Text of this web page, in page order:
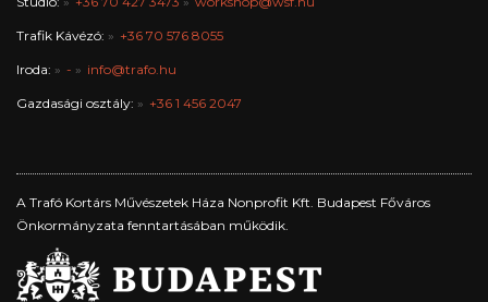
Trafik Kávézó: +36 70 576 8055
Iroda: - info@trafo.hu
Gazdasági osztály: +36 1 456 2047
A Trafó Kortárs Művészetek Háza Nonprofit Kft. Budapest Főváros
Önkormányzata fenntartásában működik.